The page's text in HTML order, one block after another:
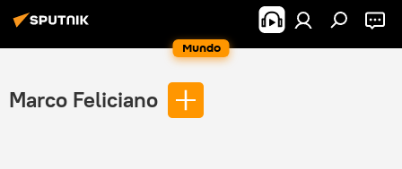
Mundo
Marco Feliciano